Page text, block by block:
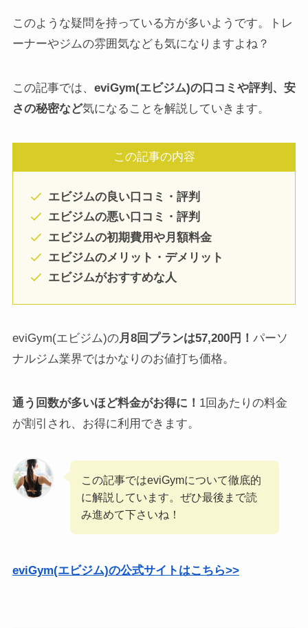
このような疑問を持っている方が多いようです。トレ
ーナーやジムの雰囲気なども気になりますよね？
この記事では、 eviGym(エビジム)の口コミや評判、安
さの秘密など気になることを解説していきます。
この記事の内容
エビジムの良い口コミ・評判
エビジムの悪い口コミ・評判
エビジムの初期費用や月額料金
エビジムのメリット・デメリット
エビジムがおすすめな人
eviGym(エビジム)の月8回プランは57,200円！ パーソ
ナルジム業界ではかなりのお値打ち価格。
通う回数が多いほど料金がお得に！ 1回あたりの料金
が割引され、お得に利用できます。
この記事ではeviGymについて徹底的
に解説しています。ぜひ最後まで読
み進めて下さいね！
eviGym(エビジム)の公式サイトはこちら>>